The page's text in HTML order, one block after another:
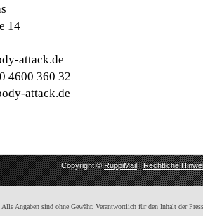
14
attack.de
4600 360 32
attack.de
Copyright ©RuppiMail|Rechtliche
Alle Angaben sind ohne Gewähr. Verantwortlich für den Inhalt der